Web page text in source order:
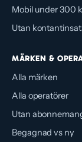
Mobil under 300
Utan
MÄRKEN &
Alla märken
Alla operatörer
Utan
Begagnad vs ny